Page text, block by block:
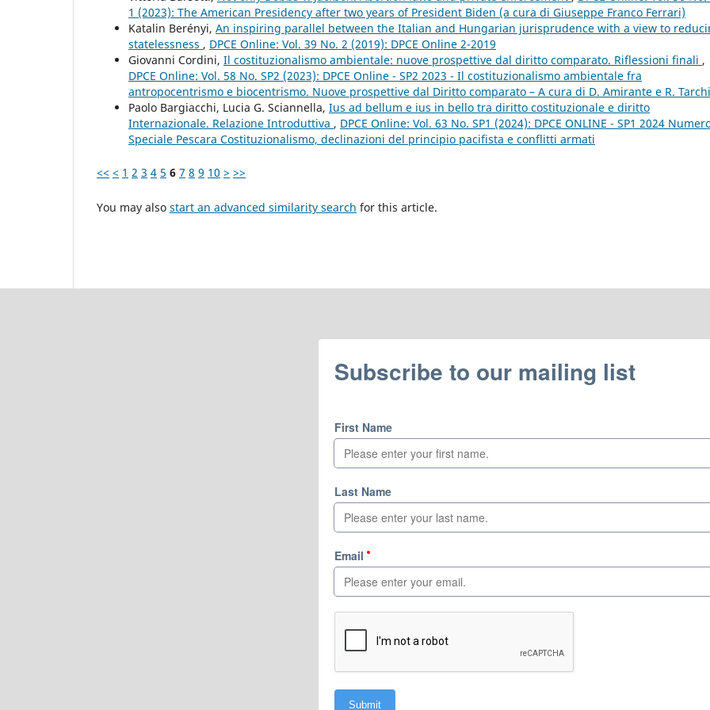
1 (2023): The American Presidency after two years of President Biden (a cura di Giuseppe Franco Ferrari)
Katalin Berényi, An inspiring parallel between the Italian and Hungarian jurisprudence with a view to
statelessness , DPCE Online: Vol. 39 No. 2 (2019): DPCE Online 2-2019
Giovanni Cordini, Il costituzionalismo ambientale: nuove prospettive dal diritto comparato. Riflessioni finali ,
DPCE Online: Vol. 58 No. SP2 (2023): DPCE Online - SP2 2023 - Il costituzionalismo ambientale fra
antropocentrismo e biocentrismo. Nuove prospettive dal Diritto comparato – A cura di D. Amirante e R. Tarchi
Paolo Bargiacchi, Lucia G. Sciannella, Ius ad bellum e ius in bello tra diritto costituzionale e diritto
Internazionale. Relazione Introduttiva , DPCE Online: Vol. 63 No. SP1 (2024): DPCE ONLINE - SP1 2024
Speciale Pescara Costituzionalismo, declinazioni del principio pacifista e conflitti armati
<< < 1 2 3 4 5 6 7 8 9 10 > >>
You may also start an advanced similarity search for this article.